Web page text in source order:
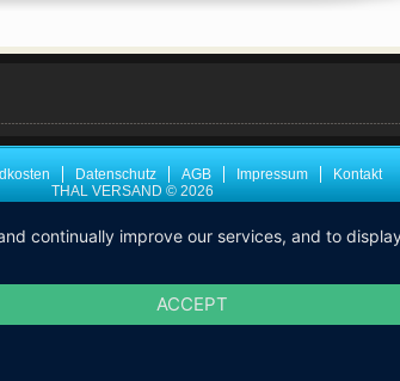
Datenschutz AGB Impressum
Kontakt
THAL VERSAND © 2026
continually improve our services, and to
ACCEPT